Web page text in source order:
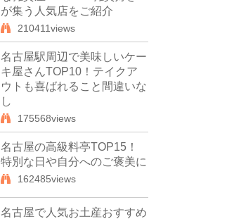
が集う人気店をご紹介
210411views
名古屋駅周辺で美味しいケー
キ屋さんTOP10！テイクア
ウトも喜ばれること間違いな
し
175568views
名古屋の高級料亭TOP15！
特別な日や自分へのご褒美に
162485views
名古屋で人気お土産おすすめ